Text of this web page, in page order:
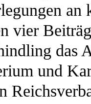
vier
das
und